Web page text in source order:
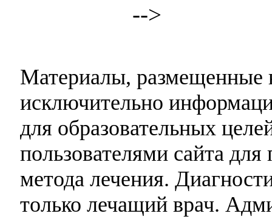
-->
Материалы, размещенные
исключительно
для образовательных
пользователями сайта
метода лечения.
только лечащий врач.